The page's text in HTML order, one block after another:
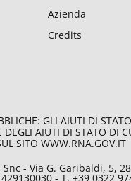
Azienda
Credits
GLI AIUTI DI
AIUTI DI STATO DI
SITO WWW.RNA.GOV.IT
- Via G. Garibaldi, 5,
- T. +39 0322